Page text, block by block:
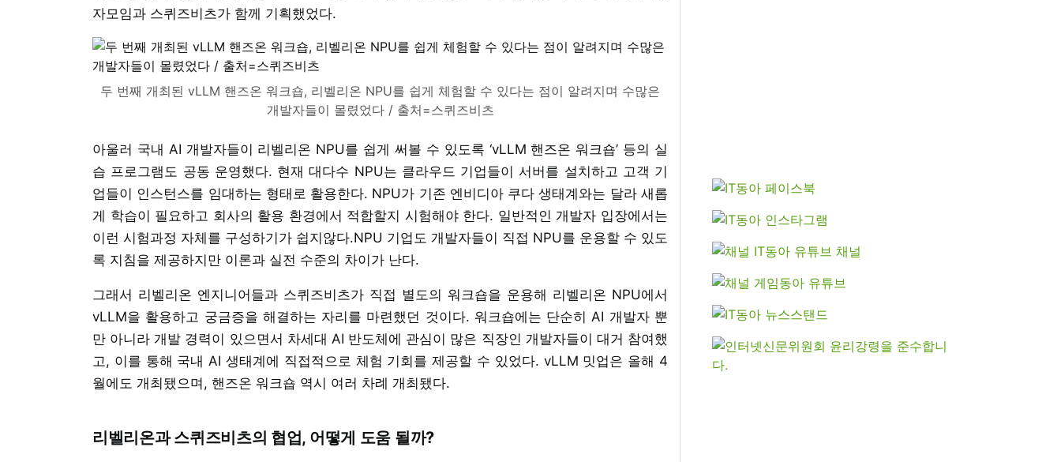
자모임과 스퀴즈비츠가 함께 기획했었다.
두 번째 개최된 vLLM 핸즈온 워크숍, 리벨리온 NPU를 쉽게 체험할 수 있다는 점이 알려지며 수많은
개발자들이 몰렸었다 / 출처=스퀴즈비츠
아울러 국내 AI 개발자들이 리벨리온 NPU를 쉽게 써볼 수 있도록 ‘vLLM 핸즈온 워크숍’ 등의 실
습 프로그램도 공동 운영했다. 현재 대다수 NPU는 클라우드 기업들이 서버를 설치하고 고객 기
업들이 인스턴스를 임대하는 형태로 활용한다. NPU가 기존 엔비디아 쿠다 생태계와는 달라 새롭
게 학습이 필요하고 회사의 활용 환경에서 적합할지 시험해야 한다. 일반적인 개발자 입장에서는
이런 시험과정 자체를 구성하기가 쉽지않다.NPU 기업도 개발자들이 직접 NPU를 운용할 수 있도
록 지침을 제공하지만 이론과 실전 수준의 차이가 난다.
그래서 리벨리온 엔지니어들과 스퀴즈비츠가 직접 별도의 워크숍을 운용해 리벨리온 NPU에서
vLLM을 활용하고 궁금증을 해결하는 자리를 마련했던 것이다. 워크숍에는 단순히 AI 개발자 뿐
만 아니라 개발 경력이 있으면서 차세대 AI 반도체에 관심이 많은 직장인 개발자들이 대거 참여했
고, 이를 통해 국내 AI 생태계에 직접적으로 체험 기회를 제공할 수 있었다. vLLM 밋업은 올해 4
월에도 개최됐으며, 핸즈온 워크숍 역시 여러 차례 개최됐다.
리벨리온과 스퀴즈비츠의 협업, 어떻게 도움 될까?